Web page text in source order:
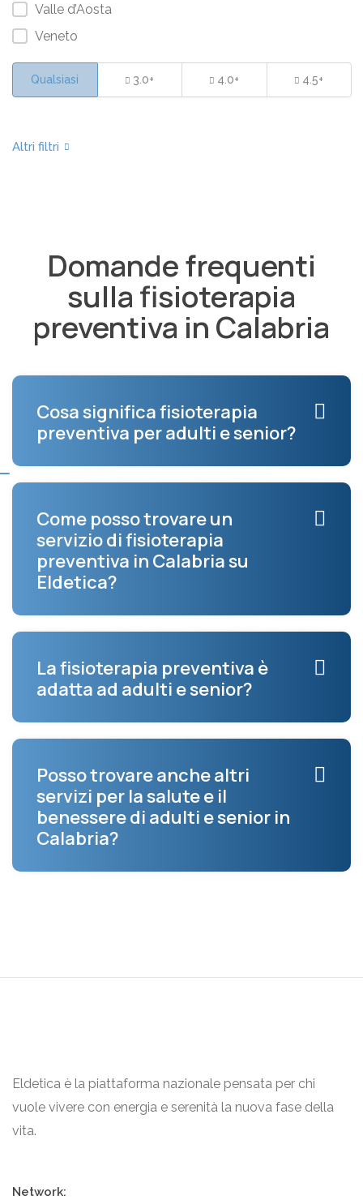
Valle d’Aosta
Veneto
Qualsiasi 3.0+ 4.0+ 4.5+
Domande frequenti
sulla fisioterapia
preventiva in Calabria
Cosa significa fisioterapia
preventiva per adulti e senior?
Come posso trovare un
servizio di fisioterapia
preventiva in Calabria su
Eldetica?
La fisioterapia preventiva è
adatta ad adulti e senior?
Posso trovare anche altri
servizi per la salute e il
benessere di adulti e senior in
Calabria?
Eldetica è la piattaforma nazionale pensata per chi
vuole vivere con energia e serenità la nuova fase della
vita.
Network: